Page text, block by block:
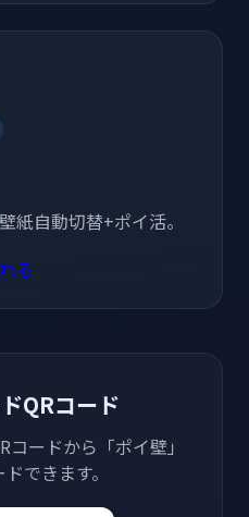
紙自動切替+ポイ活。
QRコード
ードから「ポイ壁」
できます。